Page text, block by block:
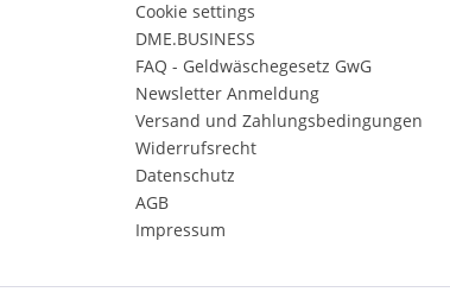
Cookie settings
DME.BUSINESS
FAQ - Geldwäschegesetz GwG
Newsletter Anmeldung
Versand und Zahlungsbedingungen
Widerrufsrecht
Datenschutz
AGB
Impressum